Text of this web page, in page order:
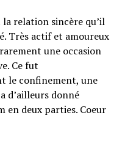
la relation sincère qu’il
Très actif et amoureux
une occasion
Ce fut
le confinement, une
d’ailleurs donné
en deux parties. Coeur